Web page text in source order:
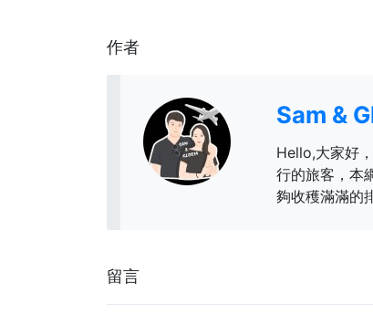
作者
Sam &
Hello,大家好
行的旅客，本
夠收穫滿滿的
留言